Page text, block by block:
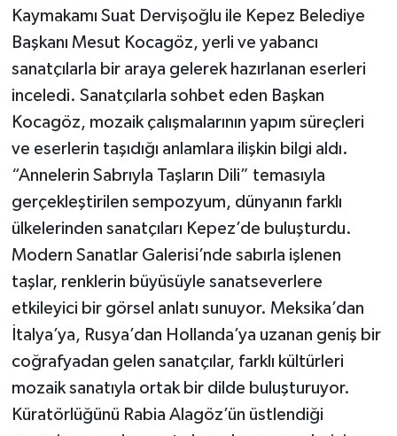
Kaymakamı Suat Dervişoğlu ile Kepez Belediye
Başkanı Mesut Kocagöz, yerli ve yabancı
sanatçılarla bir araya gelerek hazırlanan eserleri
inceledi. Sanatçılarla sohbet eden Başkan
Kocagöz, mozaik çalışmalarının yapım süreçleri
ve eserlerin taşıdığı anlamlara ilişkin bilgi aldı.
“Annelerin Sabrıyla Taşların Dili” temasıyla
gerçekleştirilen sempozyum, dünyanın farklı
ülkelerinden sanatçıları Kepez’de buluşturdu.
Modern Sanatlar Galerisi’nde sabırla işlenen
taşlar, renklerin büyüsüyle sanatseverlere
etkileyici bir görsel anlatı sunuyor. Meksika’dan
İtalya’ya, Rusya’dan Hollanda’ya uzanan geniş bir
coğrafyadan gelen sanatçılar, farklı kültürleri
mozaik sanatıyla ortak bir dilde buluşturuyor.
Küratörlüğünü Rabia Alagöz’ün üstlendiği